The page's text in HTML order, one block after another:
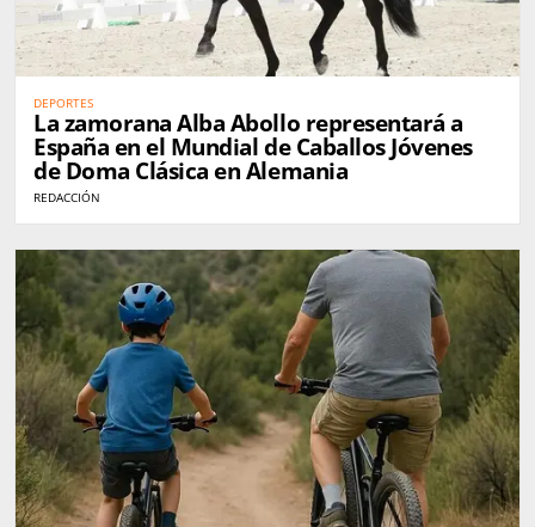
DEPORTES
La zamorana Alba Abollo representará a
España en el Mundial de Caballos Jóvenes
de Doma Clásica en Alemania
REDACCIÓN